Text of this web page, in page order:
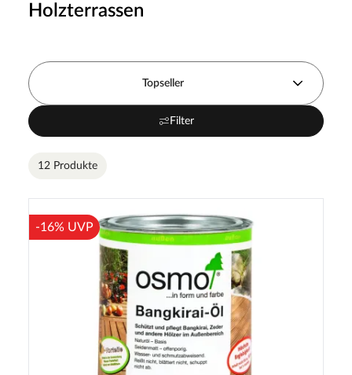
Holzterrassen
Topseller
Filter
12 Produkte
-16% UVP